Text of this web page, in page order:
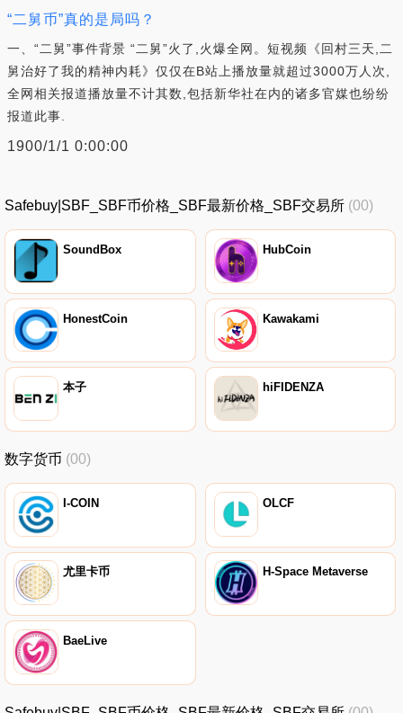
“二舅币”真的是局吗？
一、“二舅”事件背景 “二舅”火了,火爆全网。短视频《回村三天,二
舅治好了我的精神内耗》仅仅在B站上播放量就超过3000万人次,
全网相关报道播放量不计其数,包括新华社在内的诸多官媒也纷纷
报道此事.
1900/1/1 0:00:00
Safebuy|SBF_SBF币价格_SBF最新价格_SBF交易所 (00)
SoundBox HubCoin
HonestCoin Kawakami
本子 hiFIDENZA
数字货币 (00)
I-COIN OLCF
尤里卡币 H-Space Metaverse
BaeLive